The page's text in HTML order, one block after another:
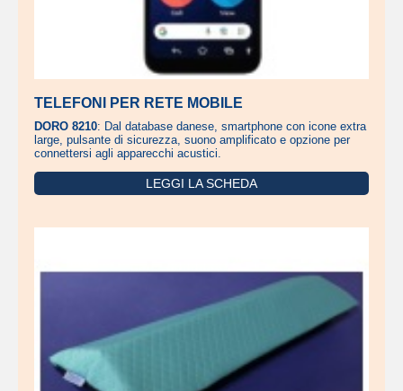
TELEFONI PER RETE MOBILE
DORO 8210: Dal database danese, smartphone con icone extra
large, pulsante di sicurezza, suono amplificato e opzione per
connettersi agli apparecchi acustici.
LEGGI LA SCHEDA